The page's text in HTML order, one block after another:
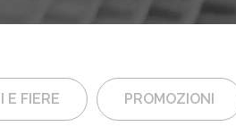
E FIERE PROMOZIONI